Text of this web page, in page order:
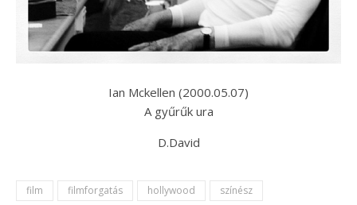
Ian Mckellen (2000.05.07)
A gyűrűk ura
D.David
film filmforgatás hollywood színész